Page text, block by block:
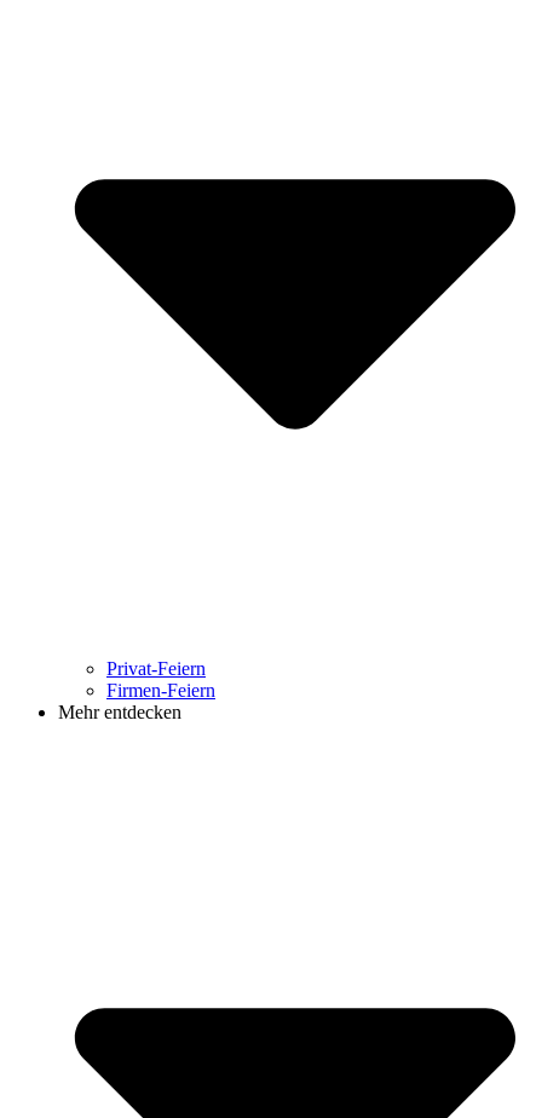
Privat-Feiern
Firmen-Feiern
Mehr entdecken